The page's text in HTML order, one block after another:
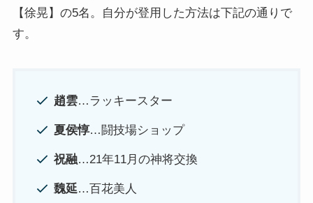
【徐晃】の5名。自分が登用した方法は下記の通りで
す。
趙雲…ラッキースター
夏侯惇…闘技場ショップ
祝融…21年11月の神将交換
魏延…百花美人